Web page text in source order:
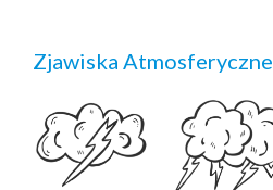
Zjawiska Atmosferyczne